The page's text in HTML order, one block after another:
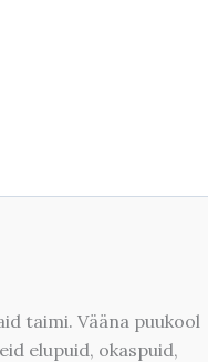
taimi. Vääna puukool
elupuid, okaspuid,